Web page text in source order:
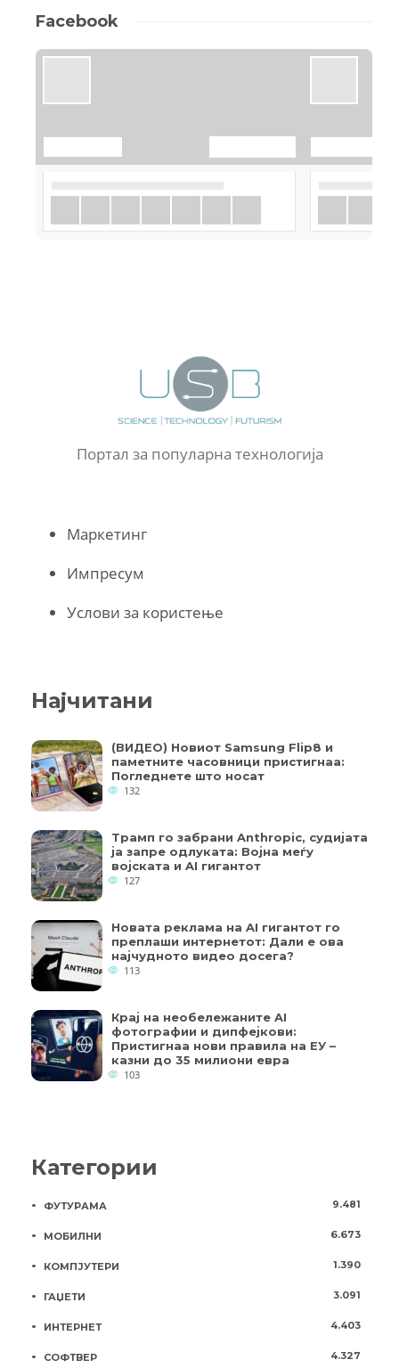
Facebook
Портал за популарна технологија
Маркетинг
Импресум
Услови за користење
Најчитани
(ВИДЕО) Новиот Samsung Flip8 и
паметните часовници пристигнаа:
Погледнете што носат
132
Трамп го забрани Anthropic, судијата
ја запре одлуката: Војна меѓу
војската и AI гигантот
127
Новата реклама на AI гигантот го
преплаши интернетот: Дали е ова
најчудното видео досега?
113
Крај на необележаните AI
фотографии и дипфејкови:
Пристигнаа нови правила на ЕУ –
казни до 35 милиони евра
103
Категории
ФУТУРАМА 9.481
МОБИЛНИ 6.673
КОМПЈУТЕРИ 1.390
ГАЏЕТИ 3.091
ИНТЕРНЕТ 4.403
СОФТВЕР 4.327